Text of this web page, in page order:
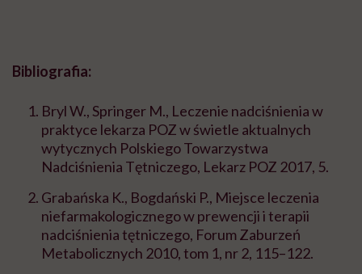
Bibliografia:
Bryl W., Springer M., Leczenie nadciśnienia w
praktyce lekarza POZ w świetle aktualnych
wytycznych Polskiego Towarzystwa
Nadciśnienia Tętniczego, Lekarz POZ 2017, 5.
Grabańska K., Bogdański P., Miejsce leczenia
niefarmakologicznego w prewencji i terapii
nadciśnienia tętniczego, Forum Zaburzeń
Metabolicznych 2010, tom 1, nr 2, 115–122.